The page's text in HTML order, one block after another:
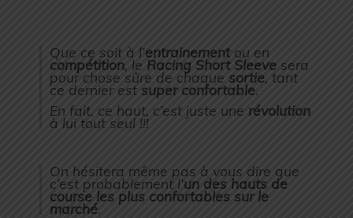
Que ce soit à l’entrainementou en
compétition, le Racing Short Sleeve sera
pour chose sûre de chaque sortie, tant
ce dernier est super confortable.
En fait, ce haut, c’est juste une révolution
à lui tout seul !!!
On hésitera même pas à vous dire que
c’est probablement l’un des hauts de
course les plus confortables sur le
marché.